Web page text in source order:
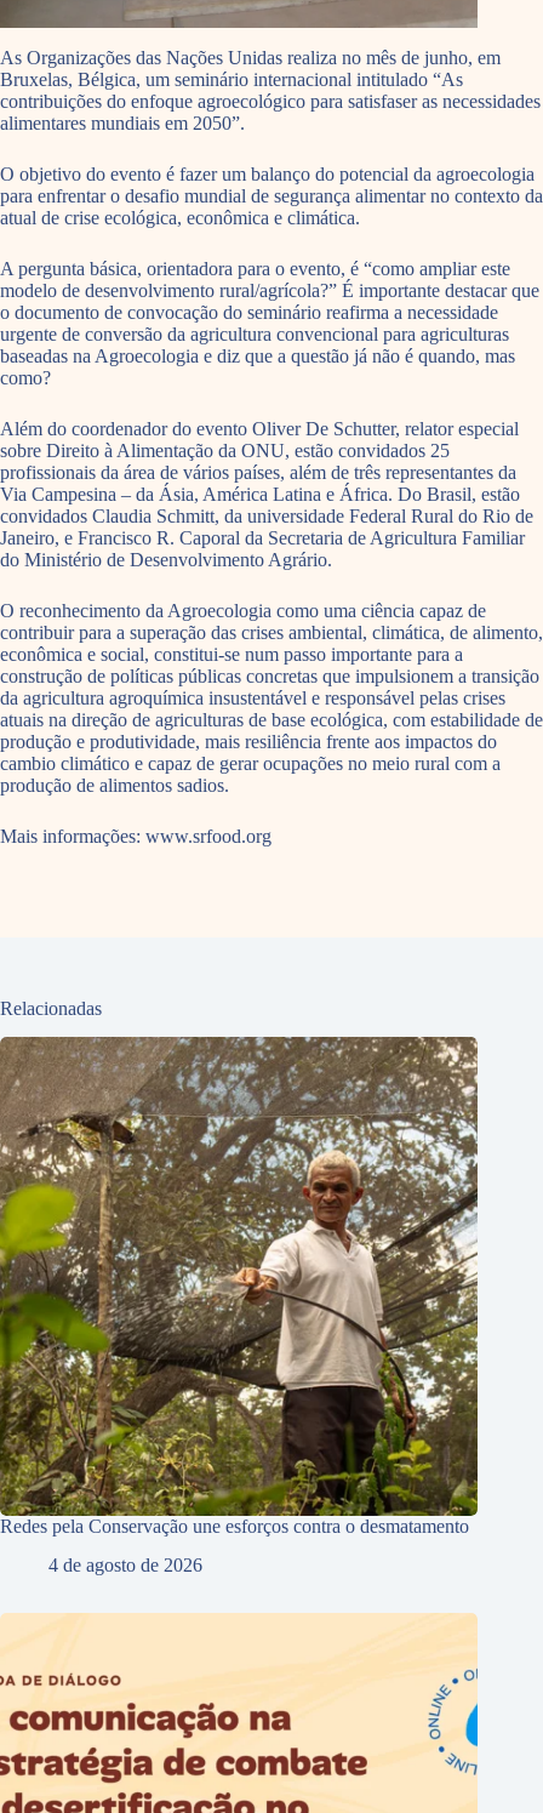
As Organizações das Nações Unidas realiza no mês de junho, em
Bruxelas, Bélgica, um seminário internacional intitulado “As
contribuições do enfoque agroecológico para satisfaser as necessidades
alimentares mundiais em 2050”.
O objetivo do evento é fazer um balanço do potencial da agroecologia
para enfrentar o desafio mundial de segurança alimentar no contexto da
atual de crise ecológica, econômica e climática.
A pergunta básica, orientadora para o evento, é “como ampliar este
modelo de desenvolvimento rural/agrícola?” É importante destacar que
o documento de convocação do seminário reafirma a necessidade
urgente de conversão da agricultura convencional para agriculturas
baseadas na Agroecologia e diz que a questão já não é quando, mas
como?
Além do coordenador do evento Oliver De Schutter, relator especial
sobre Direito à Alimentação da ONU, estão convidados 25
profissionais da área de vários países, além de três representantes da
Via Campesina – da Ásia, América Latina e África. Do Brasil, estão
convidados Claudia Schmitt, da universidade Federal Rural do Rio de
Janeiro, e Francisco R. Caporal da Secretaria de Agricultura Familiar
do Ministério de Desenvolvimento Agrário.
O reconhecimento da Agroecologia como uma ciência capaz de
contribuir para a superação das crises ambiental, climática, de alimento,
econômica e social, constitui-se num passo importante para a
construção de políticas públicas concretas que impulsionem a transição
da agricultura agroquímica insustentável e responsável pelas crises
atuais na direção de agriculturas de base ecológica, com estabilidade de
produção e produtividade, mais resiliência frente aos impactos do
cambio climático e capaz de gerar ocupações no meio rural com a
produção de alimentos sadios.
Mais informações: www.srfood.org
Relacionadas
Redes pela Conservação une esforços contra o desmatamento
4 de agosto de 2026